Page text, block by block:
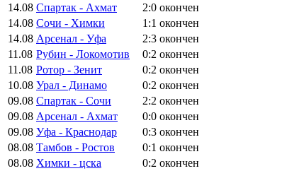
14.08 Спартак - Ахмат 2:0 окончен
14.08 Сочи - Химки 1:1 окончен
14.08 Арсенал - Уфа 2:3 окончен
11.08 Рубин - Локомотив 0:2 окончен
11.08 Ротор - Зенит 0:2 окончен
10.08 Урал - Динамо 0:2 окончен
09.08 Спартак - Сочи 2:2 окончен
09.08 Арсенал - Ахмат 0:0 окончен
09.08 Уфа - Краснодар 0:3 окончен
08.08 Тамбов - Ростов 0:1 окончен
08.08 Химки - цска 0:2 окончен